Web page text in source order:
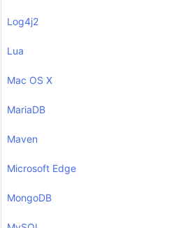
Log4j2
Lua
Mac OS X
MariaDB
Maven
Microsoft Edge
MongoDB